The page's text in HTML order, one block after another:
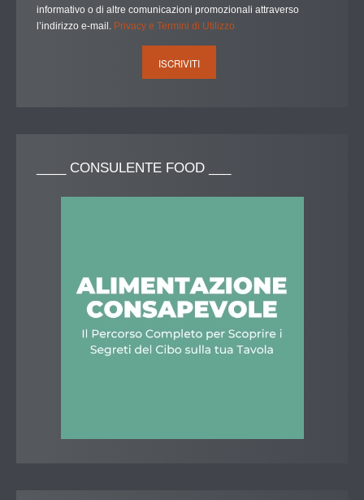
informativo o di altre comunicazioni promozionali attraverso
l’indirizzo e-mail. Privacy e Termini di Utilizzo
CONSULENTE FOOD ___